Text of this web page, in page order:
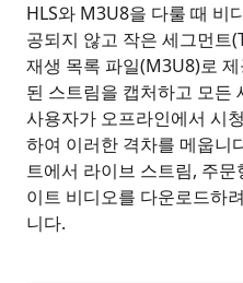
HLS와 M3U8을 다룰 때 비
공되지 않고 작은 세그먼트
재생 목록 파일(M3U8)로
된 스트림을 캡처하고 모든
사용자가 오프라인에서 시
하여 이러한 격차를 메웁니
트에서 라이브 스트림, 주
이트 비디오를 다운로드하
니다.